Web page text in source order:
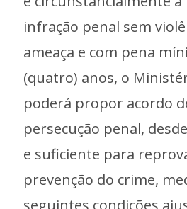
infração penal sem
ameaça e com pena
(quatro) anos, o
poderá propor acordo
persecução penal,
e suficiente para
prevenção do crime,
seguintes condições